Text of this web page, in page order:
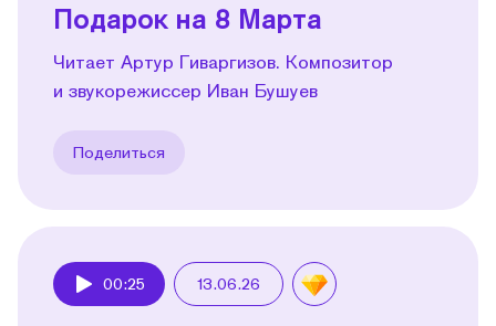
Подарок на 8 Марта
Читает Артур Гиваргизов. Композитор
и звукорежиссер Иван Бушуев
Поделиться
00:25 13.06.26